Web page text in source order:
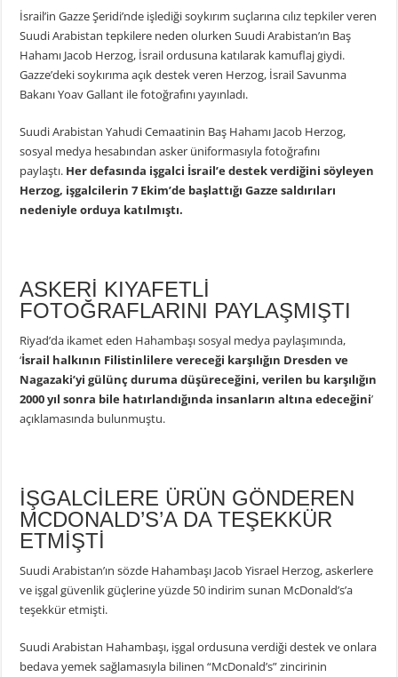
İsrail’in Gazze Şeridi’nde işlediği soykırım suçlarına cılız tepkiler veren
Suudi Arabistan tepkilere neden olurken Suudi Arabistan’ın Baş
Hahamı Jacob Herzog, İsrail ordusuna katılarak kamuflaj giydi.
Gazze’deki soykırıma açık destek veren Herzog, İsrail Savunma
Bakanı Yoav Gallant ile fotoğrafını yayınladı.
Suudi Arabistan Yahudi Cemaatinin Baş Hahamı Jacob Herzog,
sosyal medya hesabından asker üniformasıyla fotoğrafını
paylaştı. Her defasında işgalci İsrail’e destek verdiğini söyleyen
Herzog, işgalcilerin 7 Ekim’de başlattığı Gazze saldırıları
nedeniyle orduya katılmıştı.
ASKERİ KIYAFETLİ
FOTOĞRAFLARINI PAYLAŞMIŞTI
Riyad’da ikamet eden Hahambaşı sosyal medya paylaşımında,
‘İsrail halkının Filistinlilere vereceği karşılığın Dresden ve
Nagazaki’yi gülünç duruma düşüreceğini, verilen bu karşılığın
2000 yıl sonra bile hatırlandığında insanların altına edeceğini’
açıklamasında bulunmuştu.
İŞGALCİLERE ÜRÜN GÖNDEREN
MCDONALD’S’A DA TEŞEKKÜR
ETMİŞTİ
Suudi Arabistan’ın sözde Hahambaşı Jacob Yisrael Herzog, askerlere
ve işgal güvenlik güçlerine yüzde 50 indirim sunan McDonald’s’a
teşekkür etmişti.
Suudi Arabistan Hahambaşı, işgal ordusuna verdiği destek ve onlara
bedava yemek sağlamasıyla bilinen “McDonald’s” zincirinin